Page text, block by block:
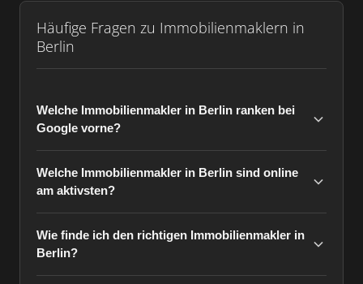
Häufige Fragen zu Immobilienmaklern in
Berlin
Welche Immobilienmakler in Berlin ranken bei
Google vorne?
Welche Immobilienmakler in Berlin sind online
am aktivsten?
Wie finde ich den richtigen Immobilienmakler in
Berlin?